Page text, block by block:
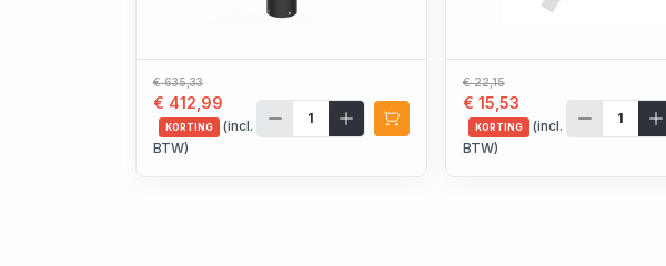
€ 635,33
€ 412,99
KORTING
(incl.
BTW)
€ 22,15
€ 15,53
KORTING
(incl.
BTW)